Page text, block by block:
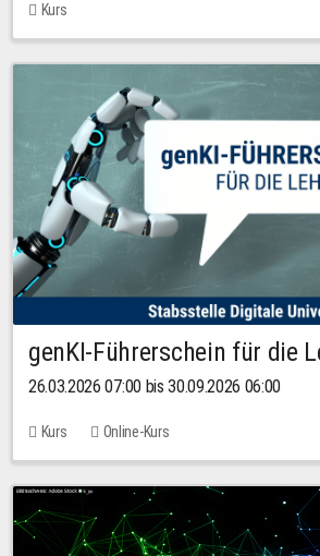
Kurs
genKI-Führerschein für die
26.03.2026 07:00 bis 30.09.2026 06:00
Kurs Online-Kurs